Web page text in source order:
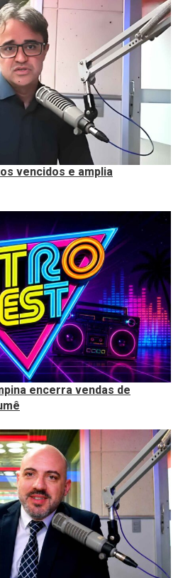
vencidos e amplia
encerra vendas de